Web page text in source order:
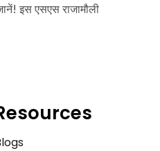
इस एसएस राजामौली